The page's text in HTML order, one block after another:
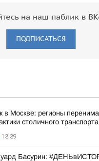
на наш паблик в
ПОДПИСАТЬСЯ
в Москве: регионы
столичного транспорта
13:39
Басурин: